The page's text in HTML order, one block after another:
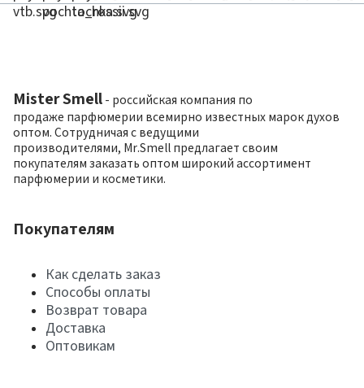
Mister Smell - российская компания по
продаже парфюмерии всемирно известных марок духов
оптом. Сотрудничая с ведущими
производителями, Mr.Smell предлагает своим
покупателям заказать оптом широкий ассортимент
парфюмерии и косметики.
Покупателям
Как сделать заказ
Способы оплаты
Возврат товара
Доставка
Оптовикам